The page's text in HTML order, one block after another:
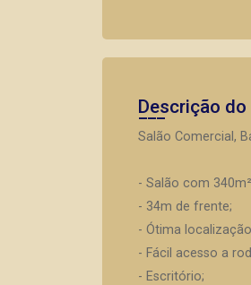
Descrição
Salão Comercial,
- Salão com
- 34m de frente;
- Ótima
- Fácil acesso a
- Escritório;